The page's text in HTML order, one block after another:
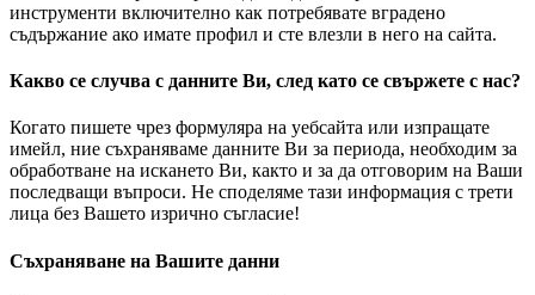
инструменти включително как потребявате вградено
съдържание ако имате профил и сте влезли в него на сайта.
Какво се случва с данните Ви, след като се свържете с нас?
Когато пишете чрез формуляра на уебсайта или изпращате
имейл, ние съхраняваме данните Ви за периода, необходим за
обработване на искането Ви, както и за да отговорим на Ваши
последващи въпроси. Не споделяме тази информация с трети
лица без Вашето изрично съгласие!
Съхраняване на Вашите данни